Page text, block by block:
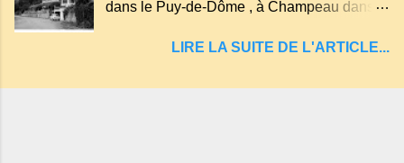
malheureux qui s'approchaient trop de
dans le Puy-de-Dôme , à Champeau dans
Servant . L'Hôtel-Restaurant Vindrié était
son jambon de pays et son poulet cocotte,
LIRE LA SUITE DE L'ARTICLE...